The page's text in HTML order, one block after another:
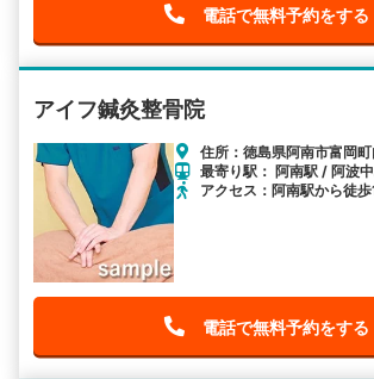
電話で無料予約をする
アイフ鍼灸整骨院
住所：徳島県阿南市富岡
最寄り駅： 阿南駅 / 阿波
アクセス：阿南駅から徒
電話で無料予約をする